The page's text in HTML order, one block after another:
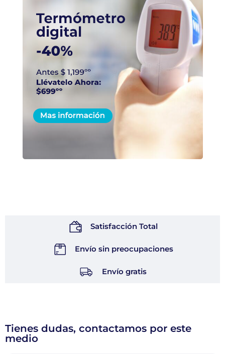
Satisfacción Total
Envío sin preocupaciones
Envío gratis
Tienes dudas, contactamos por este
medio